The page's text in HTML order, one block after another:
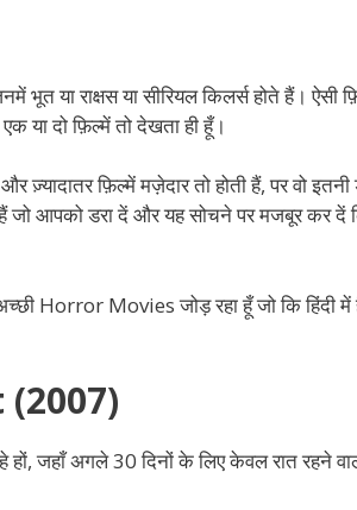
भूत या राक्षस या सीरियल किलर्स होते हैं।
या दो फ़िल्में तो देखता ही हूँ।
फ़िल्में मज़ेदार तो होती हैं, पर वो इतनी
हैं जो आपको डरा दें और यह सोचने पर मजबूर कर
Horror Movies जोड़ रहा हूँ जो कि
हों, जहाँ अगले 30 दिनों के लिए केवल रात रहने